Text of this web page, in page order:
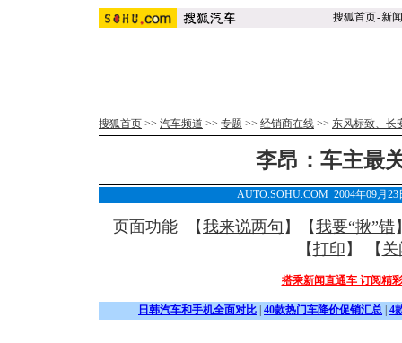
搜狐首页-新闻
搜狐首页 >> 汽车频道 >> 专题 >> 经销商在线 >> 东风标致、长
李昂：车主最
AUTO.SOHU.COM 2004年09月
页面功能 【我来说两句 】【我要“揪”错
【打印 】 【 关
搭乘新闻直通车 订阅精
日韩汽车和手机全面对比 40款热门车降价促销汇总 4